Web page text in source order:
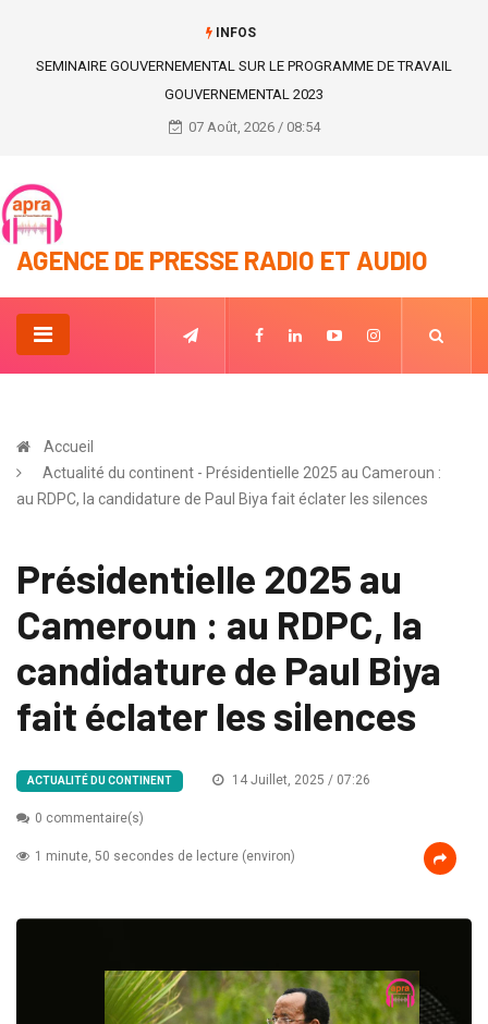
INFOS
SEMINAIRE GOUVERNEMENTAL SUR LE PROGRAMME DE TRAVAIL
GOUVERNEMENTAL 2023
07 Août, 2026 / 08:54
AGENCE DE PRESSE RADIO ET AUDIO
Accueil
Actualité du continent - Présidentielle 2025 au Cameroun :
au RDPC, la candidature de Paul Biya fait éclater les silences
Présidentielle 2025 au
Cameroun : au RDPC, la
candidature de Paul Biya
fait éclater les silences
ACTUALITÉ DU CONTINENT 14 Juillet, 2025 / 07:26
0 commentaire(s)
1 minute, 50 secondes de lecture (environ)